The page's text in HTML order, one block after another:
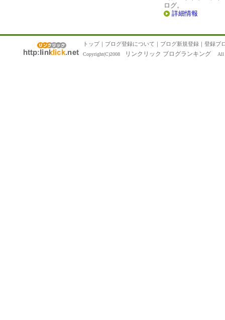
ログ。
詳細情報
トップ｜ ブログ登録について ｜ ブログ新規登録 ｜ 登録ブ
Copyright(C)2008 リンクリック ブログランキング All